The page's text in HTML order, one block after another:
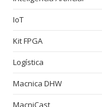
IoT
Kit FPGA
Logística
Macnica DHW
MacniCast